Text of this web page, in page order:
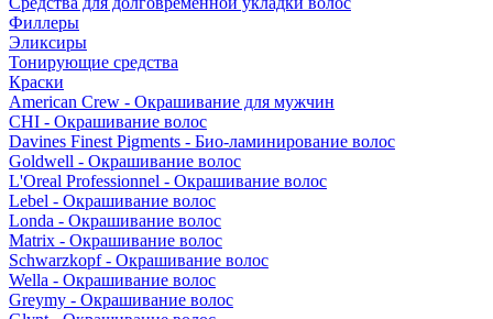
Филлеры
Эликсиры
Тонирующие средства
Краски
American Crew - Окрашивание для мужчин
CHI - Окрашивание волос
Davines Finest Pigments - Био-ламинирование волос
Goldwell - Окрашивание волос
L'Oreal Professionnel - Окрашивание волос
Lebel - Окрашивание волос
Londa - Окрашивание волос
Matrix - Окрашивание волос
Schwarzkopf - Окрашивание волос
Wella - Окрашивание волос
Greymy - Окрашивание волос